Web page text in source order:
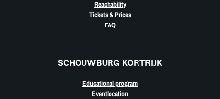
Reachability
Tickets & Prices
FAQ
SCHOUWBURG KORTRIJK
Educational program
Eventlocation